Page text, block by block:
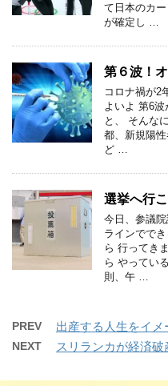
て日本のカ
が確定し …
第６波！
コロナ禍が2
よいよ 第6
と、 そんな
都、新規陽
ど …
選挙へ行こ
今日、参議
ラインでで
ら 行ってき
ら やってい
則、午 …
PREV 出産する人生をイメ
NEXT スリランカが経済破